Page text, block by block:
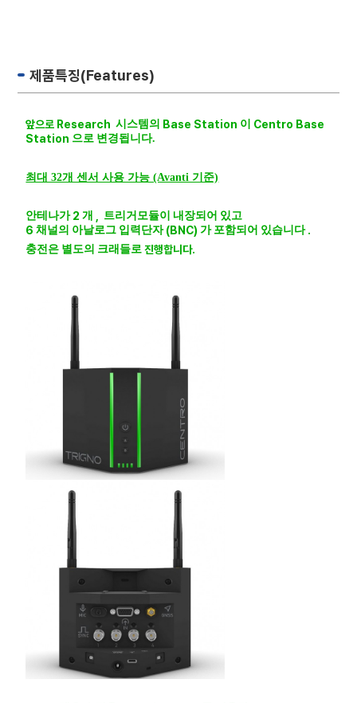
제품특징(Features)
앞으로 Research 시스템의 Base Station 이 Centro Base
Station 으로 변경됩니다.
최대 32개 센서 사용 가능 (Avanti 기준)
안테나가 2 개 , 트리거모듈이 내장되어 있고
6 채널의 아날로그 입력단자 (BNC) 가 포함되어 있습니다 .
충전은 별도의 크래들로 진행합니다.